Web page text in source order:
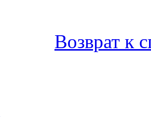
Возврат к